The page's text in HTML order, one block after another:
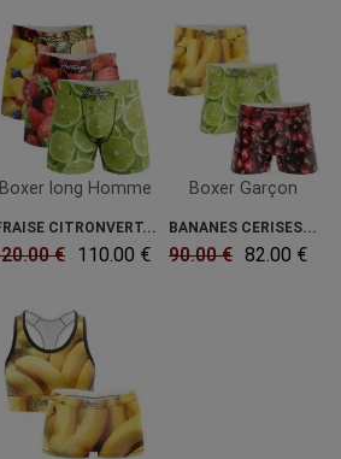
Boxer long Homme
CITRONVERT...
€ 110.00 €
Boxer Garçon
BANANES CERISES...
90.00 € 82.00 €